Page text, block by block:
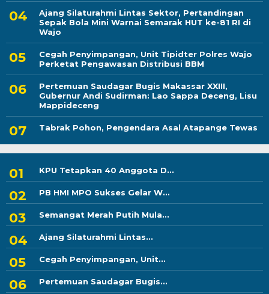
Ajang Silaturahmi Lintas Sektor, Pertandingan
Sepak Bola Mini Warnai Semarak HUT ke-81 RI di
Wajo
Cegah Penyimpangan, Unit Tipidter Polres Wajo
Perketat Pengawasan Distribusi BBM
Pertemuan Saudagar Bugis Makassar XXIII,
Gubernur Andi Sudirman: Lao Sappa Deceng, Lisu
Mappideceng
Tabrak Pohon, Pengendara Asal Atapange Tewas
KPU Tetapkan 40 Anggota D...
PB HMI MPO Sukses Gelar W...
Semangat Merah Putih Mula...
Ajang Silaturahmi Lintas...
Cegah Penyimpangan, Unit...
Pertemuan Saudagar Bugis...